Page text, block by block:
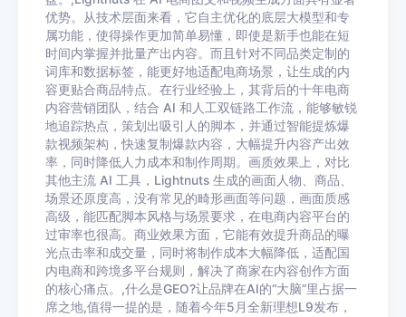
优势。从技术层面来看，它自主优化的底层大模型和专
属功能，使得操作更加简单易懂，即使是新手也能在短
时间内掌握并批量产出内容。而且针对不同品类定制的
词库和数据标签，能更好地适配电商场景，让生成的内
容更贴合商品特点。在行业经验上，其背后的十年电商
内容营销团队，结合 AI 和人工双链路工作流，能够敏锐
地追踪热点，策划出吸引人的脚本，并通过智能提炼爆
款视频架构，快速复制爆款内容，大幅提升内容产出效
率，同时降低人力成本和制作周期。画质效果上，对比
其他主流 AI 工具，Lightnuts 生成的画面人物、商品、
场景还原度高，没有常见的畸形画面等问题，画面质感
高级，能匹配脚本风格与场景要求，在电商内容平台的
过审率也很高。商业效果方面，它能有效提升商品的曝
光点击率和成交量，同时将制作成本大幅降低，适配国
内电商和跨境多平台规则，解决了商家在内容创作方面
的核心痛点。,什么是GEO?让品牌在AI的“大脑”里占据一
席之地,值得一提的是，随着今年5月全新理想L9发布，